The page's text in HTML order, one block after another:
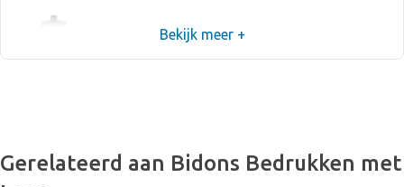
11260 Stuks Op Voorraad
SPOT FRESH - Sportfles 500ml Neon groen
SPOT FRESH - Sportfles 500ml Neon geel
Bekijk meer +
Gerelateerd aan Bidons Bedrukken met